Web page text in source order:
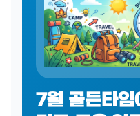
7월 골든타임